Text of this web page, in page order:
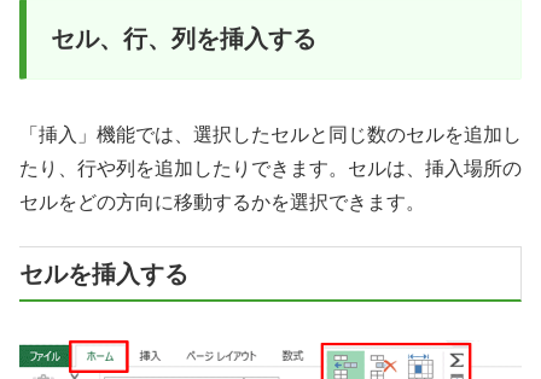
セル、行、列を挿入する
「挿入」機能では、選択したセルと同じ数のセルを追加し
たり、行や列を追加したりできます。セルは、挿入場所の
セルをどの方向に移動するかを選択できます。
セルを挿入する